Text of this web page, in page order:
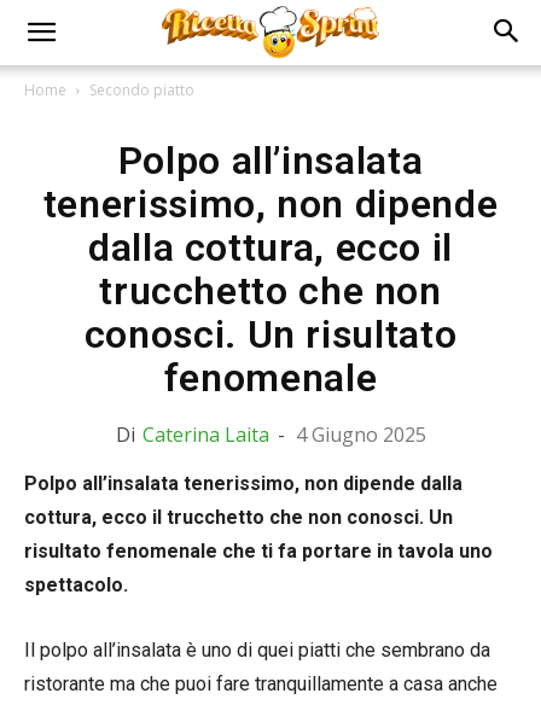
Home Secondo piatto
Polpo all’insalata
tenerissimo, non dipende
dalla cottura, ecco il
trucchetto che non
conosci. Un risultato
fenomenale
Di Caterina Laita - 4 Giugno 2025
Polpo all’insalata tenerissimo, non dipende dalla
cottura, ecco il trucchetto che non conosci. Un
risultato fenomenale che ti fa portare in tavola uno
spettacolo.
Il polpo all’insalata è uno di quei piatti che sembrano da
ristorante ma che puoi fare tranquillamente a casa anche